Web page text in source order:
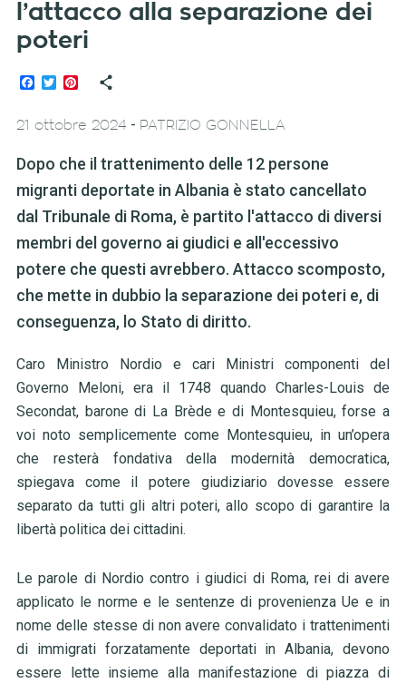
l’attacco alla separazione dei
poteri
Facebook
TwitterPinterest
21 ottobre 2024 - PATRIZIO GONNELLA
Dopo che il trattenimento delle 12 persone
migranti deportate in Albania è stato cancellato
dal Tribunale di Roma, è partito l'attacco di diversi
membri del governo ai giudici e all'eccessivo
potere che questi avrebbero. Attacco scomposto,
che mette in dubbio la separazione dei poteri e, di
conseguenza, lo Stato di diritto.
Caro Ministro Nordio e cari Ministri componenti del
Governo Meloni, era il 1748 quando Charles-Louis de
Secondat, barone di La Brède e di Montesquieu, forse a
voi noto semplicemente come Montesquieu, in un’opera
che resterà fondativa della modernità democratica,
spiegava come il potere giudiziario dovesse essere
separato da tutti gli altri poteri, allo scopo di garantire la
libertà politica dei cittadini.
Le parole di Nordio contro i giudici di Roma, rei di avere
applicato le norme e le sentenze di provenienza Ue e in
nome delle stesse di non avere convalidato i trattenimenti
di immigrati forzatamente deportati in Albania, devono
essere lette insieme alla manifestazione di piazza di